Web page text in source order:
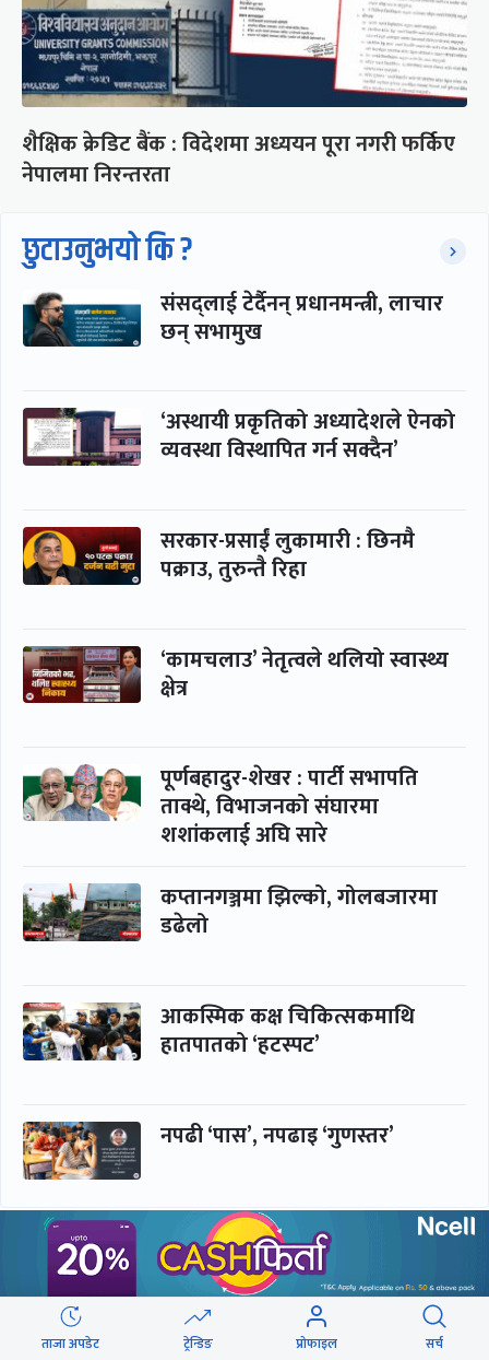
शैक्षिक क्रेडिट बैंक : विदेशमा अध्ययन पूरा नगरी फर्किए
नेपालमा निरन्तरता
छुटाउनुभयो कि ?
संसद्लाई टेर्दैनन् प्रधानमन्त्री, लाचार
छन् सभामुख
‘अस्थायी प्रकृतिको अध्यादेशले ऐनको
व्यवस्था विस्थापित गर्न सक्दैन’
सरकार-प्रसाईं लुकामारी : छिनमै
पक्राउ, तुरुन्तै रिहा
‘कामचलाउ’ नेतृत्वले थलियो स्वास्थ्य
क्षेत्र
पूर्णबहादुर-शेखर : पार्टी सभापति
ताक्थे, विभाजनको संघारमा
शशांकलाई अघि सारे
कप्तानगञ्जमा झिल्को, गोलबजारमा
डढेलो
आकस्मिक कक्ष चिकित्सकमाथि
हातपातको ‘हटस्पट’
नपढी ‘पास’, नपढाइ ‘गुणस्तर’
ताजा अपडेट ट्रेन्डिङ प्रोफाइल सर्च
समाचार
विचार/ब्लग
बिजनेस